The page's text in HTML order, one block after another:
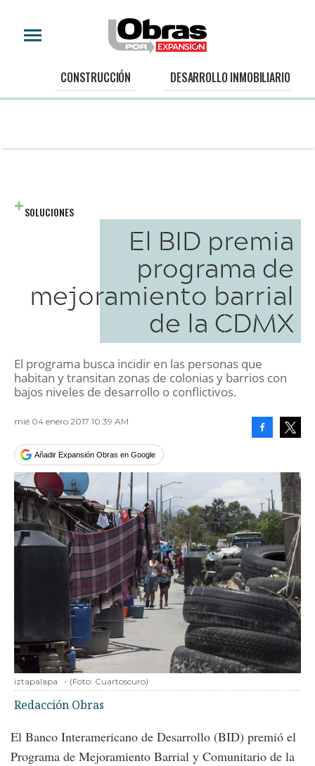
CONSTRUCCIÓN DESARROLLO INMOBILIARIO
SOLUCIONES
El BID premia
programa de
mejoramiento barrial
de la CDMX
El programa busca incidir en las personas que
habitan y transitan zonas de colonias y barrios con
bajos niveles de desarrollo o conflictivos.
mié 04 enero 2017 10:39 AM
Añadir Expansión Obras en Google
iztapalapa - (Foto: Cuartoscuro)
Redacción Obras
El Banco Interamericano de Desarrollo (BID) premió el
Programa de Mejoramiento Barrial y Comunitario de la